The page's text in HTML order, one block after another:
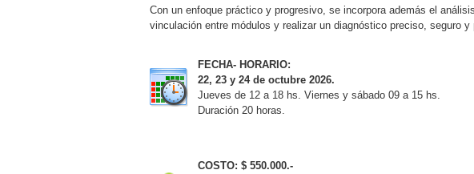
Con un enfoque práctico y progresivo, se incorpora además el
vinculación entre módulos y realizar un diagnóstico preciso, seguro y
FECHA- HORARIO:
22, 23 y 24 de octubre 2026.
Jueves de 12 a 18 hs. Viernes y sábado 09 a 15 hs.
Duración 20 horas.
COSTO: $ 550.000.-